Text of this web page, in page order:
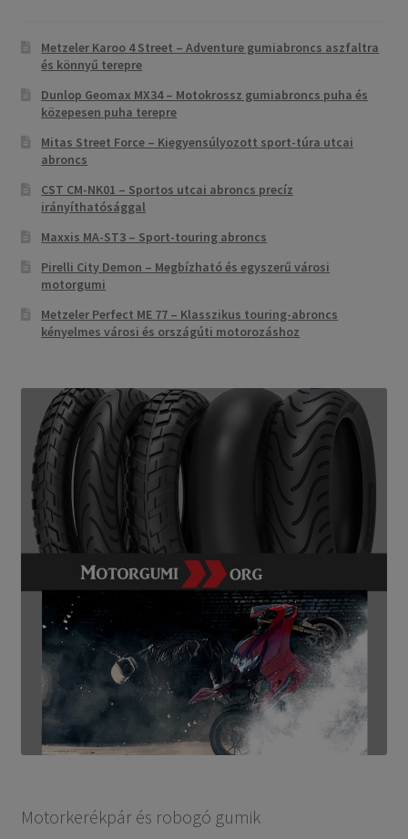
Metzeler Karoo 4 Street – Adventure gumiabroncs aszfaltra
és könnyű terepre
Dunlop Geomax MX34 – Motokrossz gumiabroncs puha és
közepesen puha terepre
Mitas Street Force – Kiegyensúlyozott sport-túra utcai
abroncs
CST CM-NK01 – Sportos utcai abroncs precíz
irányíthatósággal
Maxxis MA-ST3 – Sport-touring abroncs
Pirelli City Demon – Megbízható és egyszerű városi
motorgumi
Metzeler Perfect ME 77 – Klasszikus touring-abroncs
kényelmes városi és országúti motorozáshoz
Motorkerékpár és robogó gumik